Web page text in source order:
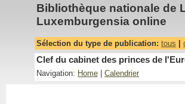
Bibliothèque nationale de
Luxemburgensia online
Sélection du type de publication: tous
Clef du cabinet des princes de
Navigation: Home Calendrier